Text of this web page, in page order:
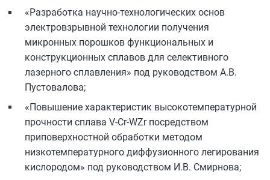
«Разработка научно-технологических основ
электровзрывной технологии получения
микронных порошков функциональных и
конструкционных сплавов для селективного
лазерного сплавления» под руководством А.В.
Пустовалова;
«Повышение характеристик высокотемпературной
прочности сплава V-Cr-WZr посредством
приповерхностной обработки методом
низкотемпературного диффузионного легирования
кислородом» под руководством И.В. Смирнова;